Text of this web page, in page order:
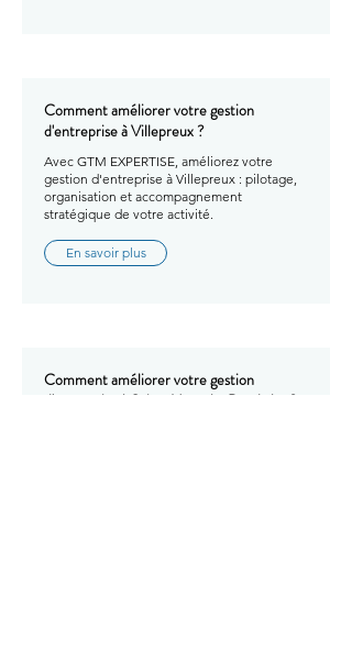
Comment améliorer votre gestion
d'entreprise à Villepreux ?
Avec GTM EXPERTISE, améliorez votre
gestion d'entreprise à Villepreux : pilotage,
organisation et accompagnement
stratégique de votre activité.
En savoir plus
Comment améliorer votre gestion
d'entreprise à Saint-Nom-la-Bretèche ?